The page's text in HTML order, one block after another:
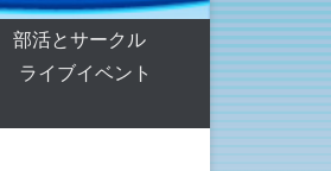
部活とサークル
ライブイベント